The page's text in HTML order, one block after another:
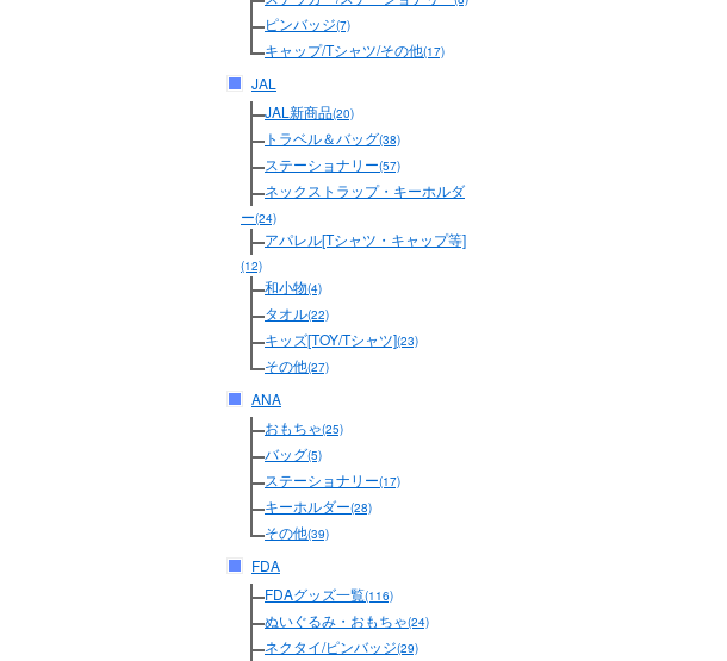
ピンバッジ(7)
キャップ/Tシャツ/その他(17)
JAL
JAL新商品(20)
トラベル＆バッグ(38)
ステーショナリー(57)
ネックストラップ・キーホルダ
ー(24)
アパレル[Tシャツ・キャップ等]
(12)
和小物(4)
タオル(22)
キッズ[TOY/Tシャツ](23)
その他(27)
ANA
おもちゃ(25)
バッグ(5)
ステーショナリー(17)
キーホルダー(28)
その他(39)
FDA
FDAグッズ一覧(116)
ぬいぐるみ・おもちゃ(24)
ネクタイ/ピンバッジ(29)